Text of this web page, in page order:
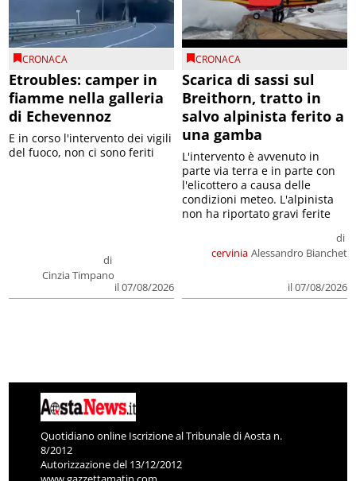
CRONACA
Etroubles: camper in
fiamme nella galleria
di Echevennoz
di
Cinzia Timpano
il 07/08/2026
E in corso l'intervento dei vigili
del fuoco, non ci sono feriti
CRONACA
Scarica di sassi sul
Breithorn, tratto in
salvo alpinista ferito a
una gamba
cervinia
di
Alessandro Bianchet
il 07/08/2026
L'intervento è avvenuto in
parte via terra e in parte con
l'elicottero a causa delle
condizioni meteo. L'alpinista
non ha riportato gravi ferite
Quotidiano online Iscrizione al Tribunale di Aosta n.
8/2012
Autorizzazione del 13/12/2012